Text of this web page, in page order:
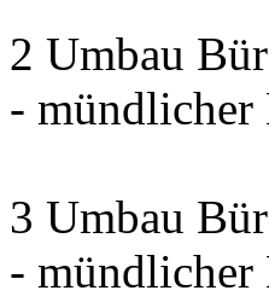
2 Umbau
- mündlicher
3 Umbau
- mündlicher